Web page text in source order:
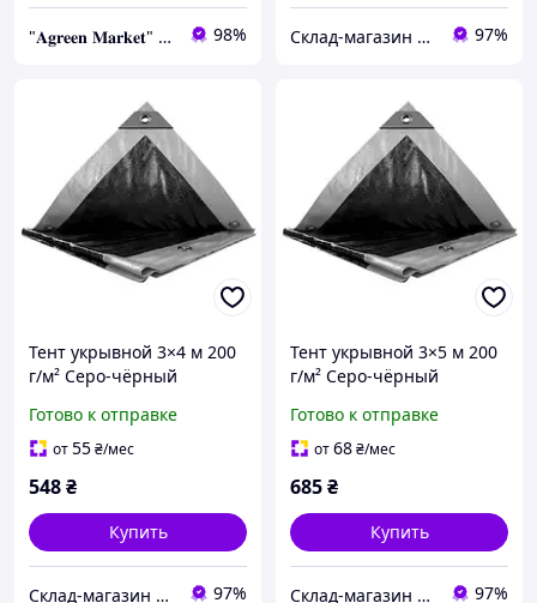
"𝐀𝐠𝐫𝐞𝐞𝐧 𝐌𝐚𝐫𝐤𝐞𝐭" – Выращивайте мечту, а мы позаботимся обо всем остальном! 98% Склад-магазин "Свояк Group". 97%
Тент укрывной 3×4 м 200
г/м² Серо-чёрный
TM "MS Tool"
Готово к отправке
от55₴/мес
548₴
Купить
Склад-магазин "Свояк Group". 97%
Тент укрывной 3×5 м 200
г/м² Серо-чёрный
TM "MS Tool"
Готово к отправке
от68₴/мес
685₴
Купить
Склад-магазин "Свояк Group". 97%